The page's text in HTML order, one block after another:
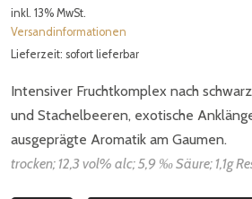
inkl. 13% MwSt.
Versandinformationen
Lieferzeit: sofort lieferbar
Intensiver Fruchtkomplex nach
und Stachelbeeren, exotische
ausgeprägte Aromatik am Gaumen.
trocken; 12,3 vol% alc; 5,9 ‰ Säure; 1,1g